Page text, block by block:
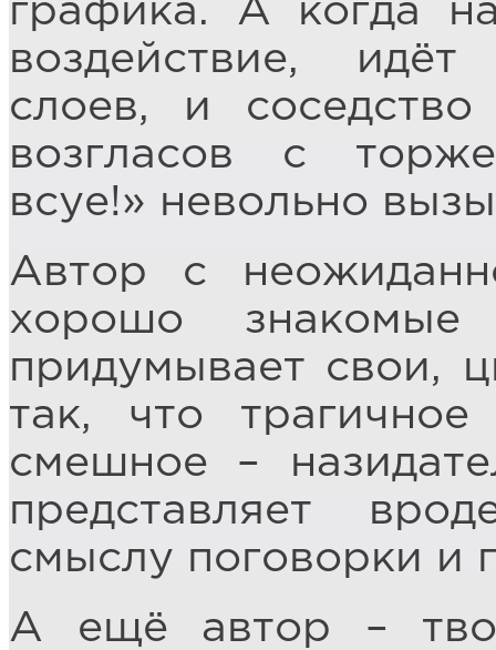
графика. А когда
воздействие,
слоев, и соседство
возгласов с
всуе!» невольно
Автор с
хорошо
придумывает свои,
так, что
смешное –
представляет
смыслу поговорки и
А ещё автор –